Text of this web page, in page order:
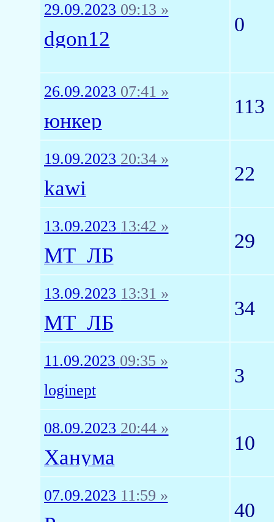
29.09.2023 09:13 »
dgon12
0
26.09.2023 07:41 »
юнкер
113
19.09.2023 20:34 »
kawi
22
13.09.2023 13:42 »
МТ_ЛБ
29
13.09.2023 13:31 »
МТ_ЛБ
34
11.09.2023 09:35 »
loginept
3
08.09.2023 20:44 »
Ханума
10
07.09.2023 11:59 »
40